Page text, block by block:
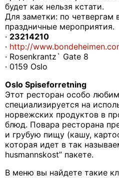
будет как нельзя кстати.
Для заметки: по четвергам
праздничные мероприятия.
· 23214210
· http://
· Rosenkrantz` Gate 8
· 0159 Oslo
Oslo Spiseforretning
Этот ресторан особо
специализируется на
норвежских продуктов в
блюд. Повара ресторана
и грубую пищу (кашу,
которая идет в так
husmannskost” пакете.
В меню вы найдете такие